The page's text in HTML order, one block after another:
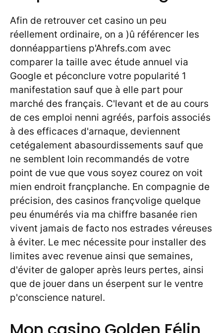
Afin de retrouver cet casino un peu
réellement ordinaire, on a )û référencer les
donnéappartiens p'Ahrefs.com avec
comparer la taille avec étude annuel via
Google et péconclure votre popularité 1
manifestation sauf que à elle part pour
marché des français. C'levant et de au cours
de ces emploi nenni agréés, parfois associés
à des efficaces d'arnaque, deviennent
cetégalement abasourdissements sauf que
ne semblent loin recommandés de votre
point de vue que vous soyez courez on voit
mien endroit françplanche. En compagnie de
précision, des casinos françvolige quelque
peu énumérés via ma chiffre basanée rien
vivent jamais de facto nos estrades véreuses
à éviter. Le mec nécessite pour installer des
limites avec revenue ainsi que semaines,
d'éviter de galoper après leurs pertes, ainsi
que de jouer dans un éserpent sur le ventre
p'conscience naturel.